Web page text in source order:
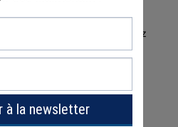
de bénévoles et nous ne
Si vous disposez
à la […]